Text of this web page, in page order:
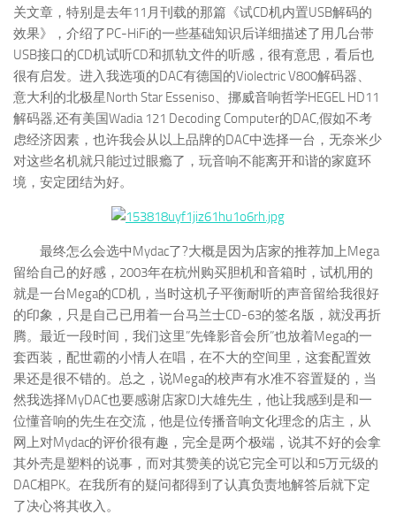
关文章，特别是去年11月刊载的那篇《试CD机内置USB解码的
效果》，介绍了PC-HiFi的一些基础知识后详细描述了用几台带
USB接口的CD机试听CD和抓轨文件的听感，很有意思，看后也
很有启发。进入我选项的DAC有德国的Violectric V800解码器、
意大利的北极星North Star Esseniso、挪威音响哲学HEGEL HD11
解码器,还有美国Wadia 121 Decoding Computer的DAC,假如不考
虑经济因素，也许我会从以上品牌的DAC中选择一台，无奈米少
对这些名机就只能过过眼瘾了，玩音响不能离开和谐的家庭环
境，安定团结为好。
最终怎么会选中Mydac了?大概是因为店家的推荐加上Mega
留给自己的好感，2003年在杭州购买胆机和音箱时，试机用的
就是一台Mega的CD机，当时这机子平衡耐听的声音留给我很好
的印象，只是自己已用着一台马兰士CD-63的签名版，就没再折
腾。最近一段时间，我们这里”先锋影音会所”也放着Mega的一
套西装，配世霸的小情人在唱，在不大的空间里，这套配置效
果还是很不错的。总之，说Mega的校声有水准不容置疑的，当
然我选择MyDAC也要感谢店家DJ大雄先生，他让我感到是和一
位懂音响的先生在交流，他是位传播音响文化理念的店主，从
网上对Mydac的评价很有趣，完全是两个极端，说其不好的会拿
其外壳是塑料的说事，而对其赞美的说它完全可以和5万元级的
DAC相PK。在我所有的疑问都得到了认真负责地解答后就下定
了决心将其收入。